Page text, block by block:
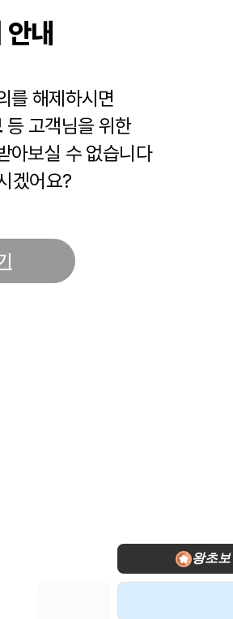
내
를 해제하시면
등 고객님을 위한
아보실 수 없습니다
겠어요?
왕초보